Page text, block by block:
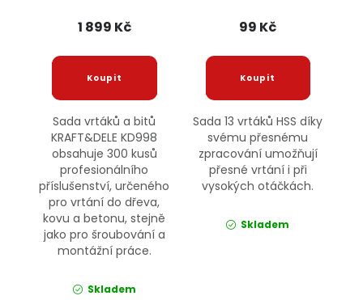
1 899 Kč
Sada vrtáků a bitů
KRAFT&DELE KD998
obsahuje 300 kusů
profesionálního
příslušenství, určeného
pro vrtání do dřeva,
kovu a betonu, stejně
jako pro šroubování a
montážní práce.
Skladem
99 Kč
Sada 13 vrtáků HSS díky
svému přesnému
zpracování umožňují
přesné vrtání i při
vysokých otáčkách.
Skladem